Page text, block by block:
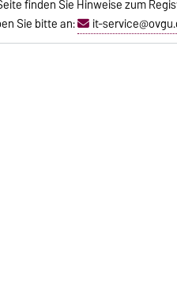
finden Sie Hinweise zum
Sie bitte an:
it-